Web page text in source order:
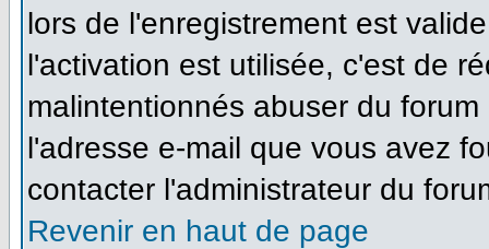
lors de l'enregistrement est
l'activation est utilisée, c'est de
malintentionnés abuser du
l'adresse e-mail que vous avez
contacter l'administrateur du
Revenir en haut de page